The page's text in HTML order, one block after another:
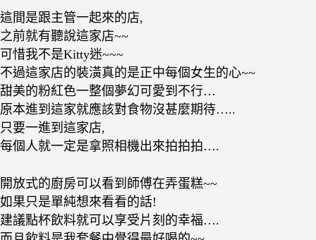
這間是跟主管一起來的店,
之前就有聽說這家店~~
可惜我不是Kitty迷~~~
不過這家店的裝潢真的是正中每個女生的心~~
甜美的粉紅色一整個夢幻可愛到不行…
原本進到這家就應該對食物沒甚麼期待…..
只要一進到這家店,
每個人就一定是拿照相機出來拍拍拍….
開放式的廚房可以看到師傅在弄蛋糕~~
如果只是單純想來看看的話!
建議點杯飲料就可以享受片刻的幸福….